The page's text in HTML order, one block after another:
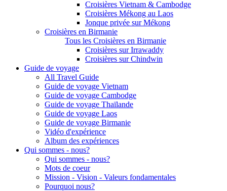
Croisières Vietnam & Cambodge
Croisières Mékong au Laos
Jonque privée sur Mékong
Croisières en Birmanie
Tous les Croisières en Birmanie
Croisières sur Irrawaddy
Croisières sur Chindwin
Guide de voyage
All Travel Guide
Guide de voyage Vietnam
Guide de voyage Cambodge
Guide de voyage Thaïlande
Guide de voyage Laos
Guide de voyage Birmanie
Vidéo d'expérience
Album des expériences
Qui sommes - nous?
Qui sommes - nous?
Mots de coeur
Mission - Vision - Valeurs fondamentales
Pourquoi nous?